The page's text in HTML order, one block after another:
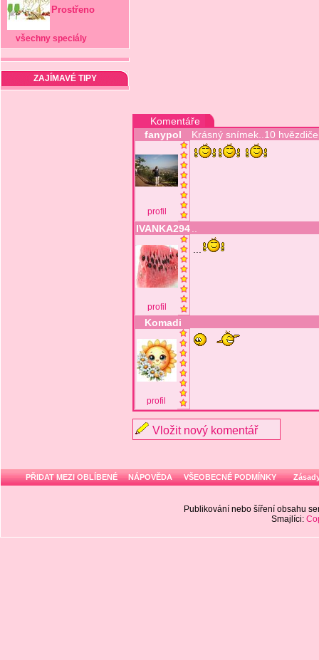
Prostřeno
všechny speciály
ZAJÍMAVÉ TIPY
Komentáře
fanypol
Krásný snímek..10
profil
IVANKA294
profil
Komadi
profil
Vložit nový komentář
PŘIDAT MEZI OBLÍBENÉ NÁPOVĚDA VŠEOBECNÉ PODMÍNKY
Publikování nebo šíření obsahu
Smajlíci: